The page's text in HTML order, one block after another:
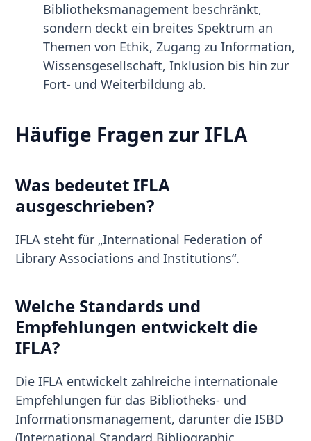
Bibliotheksmanagement beschränkt,
sondern deckt ein breites Spektrum an
Themen von Ethik, Zugang zu Information,
Wissensgesellschaft, Inklusion bis hin zur
Fort- und Weiterbildung ab.
Häufige Fragen zur IFLA
Was bedeutet IFLA
ausgeschrieben?
IFLA steht für „International Federation of
Library Associations and Institutions“.
Welche Standards und
Empfehlungen entwickelt die
IFLA?
Die IFLA entwickelt zahlreiche internationale
Empfehlungen für das Bibliotheks- und
Informationsmanagement, darunter die ISBD
(International Standard Bibliographic